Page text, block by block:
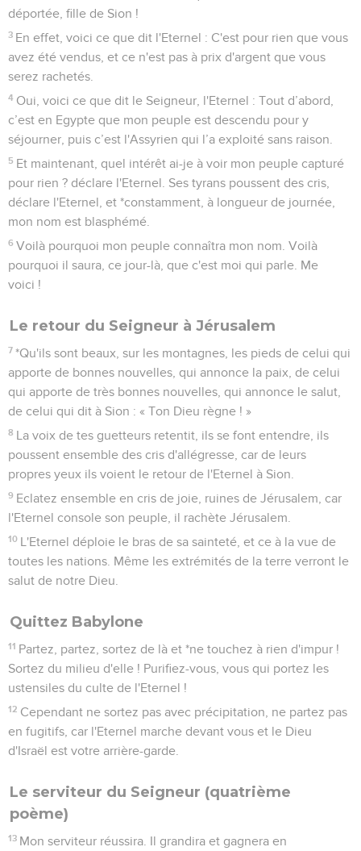
déportée, fille de Sion !
3 En effet, voici ce que dit l'Eternel : C'est pour rien que vous
avez été vendus, et ce n'est pas à prix d'argent que vous
serez rachetés.
4 Oui, voici ce que dit le Seigneur, l'Eternel : Tout d’abord,
c’est en Egypte que mon peuple est descendu pour y
séjourner, puis c’est l'Assyrien qui l’a exploité sans raison.
5 Et maintenant, quel intérêt ai-je à voir mon peuple capturé
pour rien ? déclare l'Eternel. Ses tyrans poussent des cris,
déclare l'Eternel, et *constamment, à longueur de journée,
mon nom est blasphémé.
6 Voilà pourquoi mon peuple connaîtra mon nom. Voilà
pourquoi il saura, ce jour-là, que c'est moi qui parle. Me
voici !
Le retour du Seigneur à Jérusalem
7 *Qu'ils sont beaux, sur les montagnes, les pieds de celui qui
apporte de bonnes nouvelles, qui annonce la paix, de celui
qui apporte de très bonnes nouvelles, qui annonce le salut,
de celui qui dit à Sion : « Ton Dieu règne ! »
8 La voix de tes guetteurs retentit, ils se font entendre, ils
poussent ensemble des cris d'allégresse, car de leurs
propres yeux ils voient le retour de l'Eternel à Sion.
9 Eclatez ensemble en cris de joie, ruines de Jérusalem, car
l'Eternel console son peuple, il rachète Jérusalem.
10 L'Eternel déploie le bras de sa sainteté, et ce à la vue de
toutes les nations. Même les extrémités de la terre verront le
salut de notre Dieu.
Quittez Babylone
11 Partez, partez, sortez de là et *ne touchez à rien d'impur !
Sortez du milieu d'elle ! Purifiez-vous, vous qui portez les
ustensiles du culte de l'Eternel !
12 Cependant ne sortez pas avec précipitation, ne partez pas
en fugitifs, car l'Eternel marche devant vous et le Dieu
d'Israël est votre arrière-garde.
Le serviteur du Seigneur (quatrième
poème)
13 Mon serviteur réussira. Il grandira et gagnera en